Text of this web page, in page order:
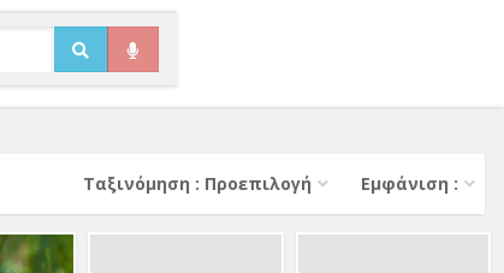
Εμφάνιση :
Тαξινόμηση : Προεπιλογή